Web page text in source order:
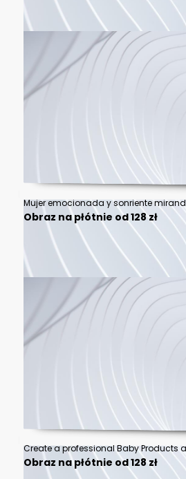
Obraz na płótnie od 128 zł
Obraz na płótnie od 128 zł